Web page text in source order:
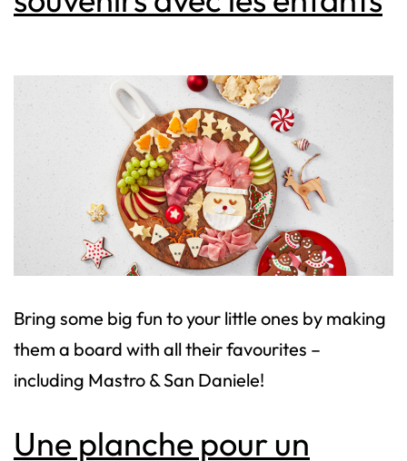
Bring some big fun to your little ones by making
them a board with all their favourites –
including Mastro & San Daniele!
Une planche pour un